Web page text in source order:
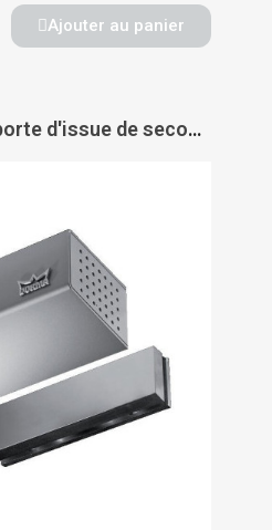
Ajouter au panier
Verrouillages de porte d'issue de secours TV 201 - DORMAKABA